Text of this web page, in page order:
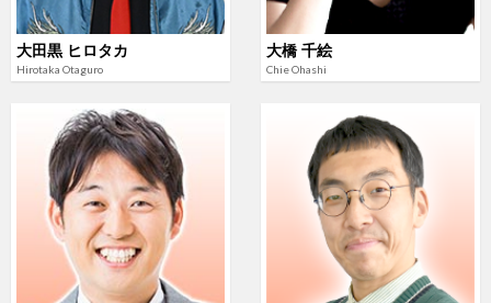
大田黒 ヒロタカ
Hirotaka Otaguro
大橋 千絵
Chie Ohashi